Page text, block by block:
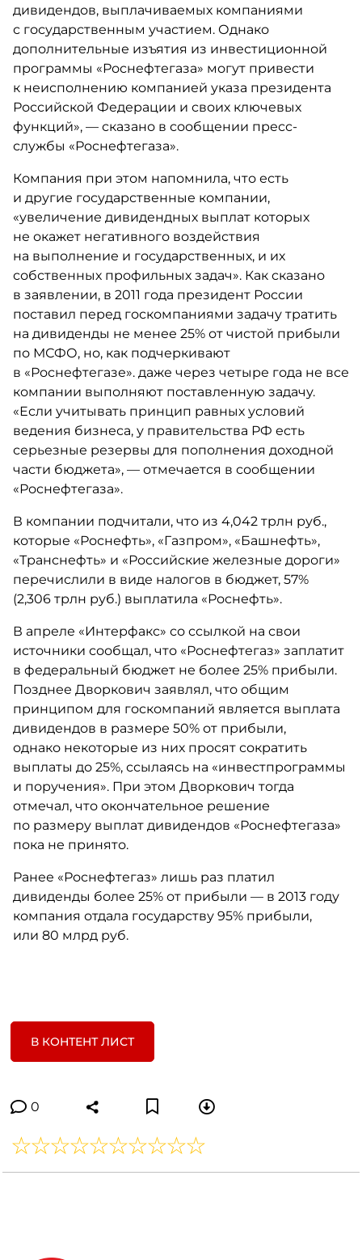
дивидендов, выплачиваемых компаниями
с государственным участием. Однако
дополнительные изъятия из инвестиционной
программы «Роснефтегаза» могут привести
к неисполнению компанией указа президента
Российской Федерации и своих ключевых
функций», — сказано в сообщении пресс-
службы «Роснефтегаза».
Компания при этом напомнила, что есть
и другие государственные компании,
«увеличение дивидендных выплат которых
не окажет негативного воздействия
на выполнение и государственных, и их
собственных профильных задач». Как сказано
в заявлении, в 2011 года президент России
поставил перед госкомпаниями задачу тратить
на дивиденды не менее 25% от чистой прибыли
по МСФО, но, как подчеркивают
в «Роснефтегазе». ​даже через четыре года не все
компании выполняют поставленную задачу.
«Если учитывать принцип равных условий
ведения бизнеса, у правительства РФ есть
серьезные резервы для пополнения доходной
части бюджета», — отмечается в сообщении
«Роснефтегаза».
В компании подчитали, что из 4,042 трлн руб.,
которые «Роснефть», «Газпром», «Башнефть»,
«Транснефть» и «Российские железные дороги»
перечисл​или в виде налогов в бюджет, 57%
(2,306 трлн руб.) выплатила «Роснефть».
В апреле «Интерфакс» со ссылкой на свои
источники сообщал, что «Роснефтегаз» заплатит
в федеральный бюджет не более 25% прибыли.
Позднее Дворкович заявлял, что общим
принципом для госкомпаний является выплата
дивидендов в размере 50% от прибыли,
однако некоторые из них просят сократить
выплаты до 25%, ссылаясь на «инвестпрограммы
и поручения». При этом Дворкович тогда
отмечал, что окончательное решение
по размеру выплат дивидендов «Роснефтегаза»
пока не принято.
Ранее «Роснефтегаз» лишь раз платил
дивиденды более 25% от прибыли — в 2013 году
компания отдала государству 95% прибыли,
или 80 млрд руб.
В КОНТЕНТ ЛИСТ
0